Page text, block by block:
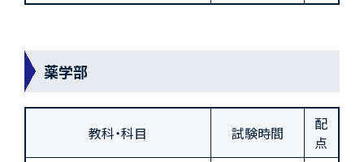
薬学部
教科・科目 試験時間
配
点